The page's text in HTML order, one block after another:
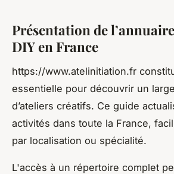
Présentation de
DIY en France
https://www.atelinitiation.fr
essentielle pour découvrir un
d’ateliers créatifs. Ce guide
activités dans toute la France,
par localisation ou spécialité.
L'accès à un répertoire complet